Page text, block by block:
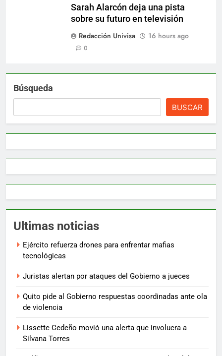
Sarah Alarcón deja una pista
sobre su futuro en televisión
Redacción Univisa
16 hours ago
0
Búsqueda
BUSCAR
Ultimas noticias
Ejército refuerza drones para enfrentar mafias
tecnológicas
Juristas alertan por ataques del Gobierno a jueces
Quito pide al Gobierno respuestas coordinadas ante ola
de violencia
Lissette Cedeño movió una alerta que involucra a
Silvana Torres